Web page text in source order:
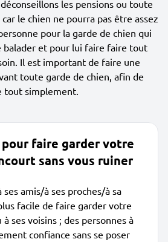
les pensions ou toute
le chien ne pourra pas être assez
pour la garde de chien qui
balader et pour lui faire faire tout
Il est important de faire une
toute garde de chien, afin de
tout simplement.
faire garder votre
sans vous ruiner
amis/à ses proches/à sa
facile de faire garder votre
à ses voisins ; des personnes à
confiance sans se poser